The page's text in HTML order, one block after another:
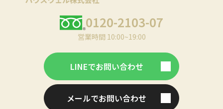
0120-2103-07
営業時間 10:00~19:00
LINEでお問い合わせ
メールでお問い合わせ